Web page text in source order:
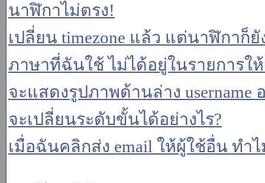
นาฬิกาไม่ตรง!
เปลี่ยน timezone แล้ว แต่นาฬิกาก็ยั
ภาษาที่ฉันใช้ ไม่ได้อยู่ในรายการใ
จะแสดงรูปภาพด้านล่าง username
จะเปลี่ยนระดับขั้นได้อย่างไร?
เมื่อฉันคลิกส่ง email ให้ผู้ใช้อื่น ทำ